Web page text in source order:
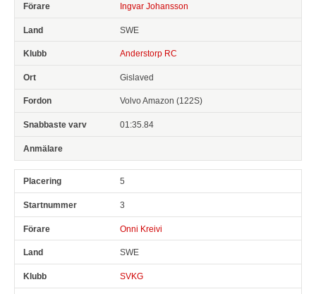
Ingvar Johansson
SWE
Anderstorp RC
Gislaved
Volvo Amazon (122S)
01:35.84
5
3
Onni Kreivi
SWE
SVKG